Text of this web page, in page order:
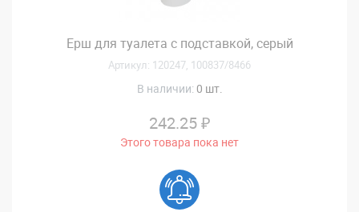
Ерш для туалета с подставкой, серый
Артикул: 120247, 100837/8466
В наличии: 0 шт.
242.25 ₽
Этого товара пока нет